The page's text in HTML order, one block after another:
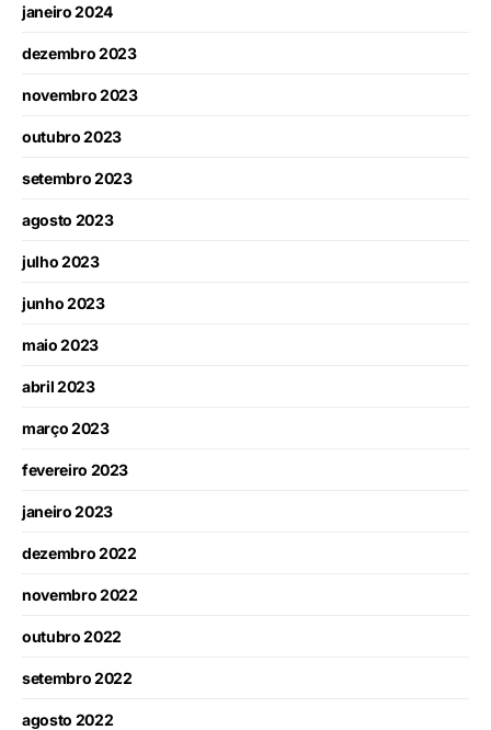
janeiro 2024
dezembro 2023
novembro 2023
outubro 2023
setembro 2023
agosto 2023
julho 2023
junho 2023
maio 2023
abril 2023
março 2023
fevereiro 2023
janeiro 2023
dezembro 2022
novembro 2022
outubro 2022
setembro 2022
agosto 2022